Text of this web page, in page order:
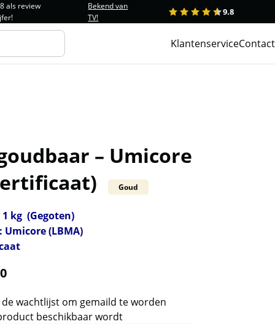
als review
Bekend van
TV!
1 2 3 4 5 9.8
KlantenserviceContact
– Umicore
Goud
kg (Gegoten)
(LBMA)
wachtlijst om gemaild te worden
beschikbaar wordt